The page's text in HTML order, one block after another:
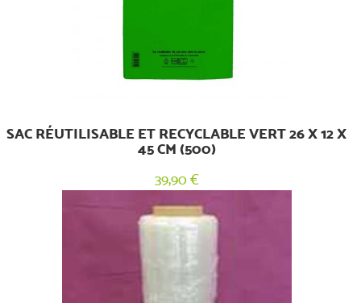
SAC RÉUTILISABLE ET RECYCLABLE VERT 26 X 12 X
45 CM (500)
39,90 €